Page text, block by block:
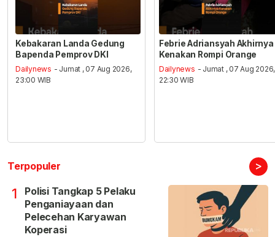
Kebakaran Landa Gedung
Bapenda Pemprov DKI
Dailynews - Jumat , 07 Aug 2026,
23:00 WIB
Febrie Adriansyah Akhirnya
Kenakan Rompi Orange
Dailynews - Jumat , 07 Aug 2026,
22:30 WIB
Terpopuler >
1
Polisi Tangkap 5 Pelaku
Penganiayaan dan
Pelecehan Karyawan
Koperasi